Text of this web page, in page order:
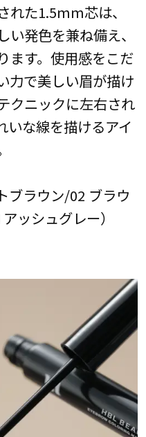
れた1.5mm芯は、
発色を兼ね備え、
ます。使用感をこだ
力で美しい眉が描け
クニックに左右され
いな線を描けるアイ
ブラウン/02 ブラウ
ッシュグレー）